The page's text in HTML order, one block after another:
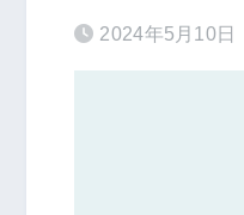
2024年5月10日